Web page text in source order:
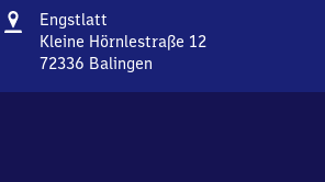
Adresse
Engstlatt
Kleine Hörnlestraße 12
72336 Balingen